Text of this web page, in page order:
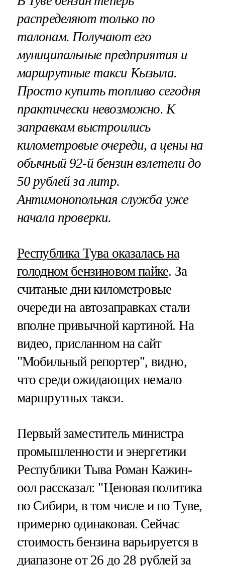
распределяют только по
талонам. Получают его
муниципальные предприятия и
маршрутные такси Кызыла.
Просто купить топливо сегодня
практически невозможно. К
заправкам выстроились
километровые очереди, а цены на
обычный 92-й бензин взлетели до
50 рублей за литр.
Антимонопольная служба уже
начала проверки.
Республика Тува оказалась на
голодном бензиновом пайке. За
считаные дни километровые
очереди на автозаправках стали
вполне привычной картиной. На
видео, присланном на сайт
"Мобильный репортер", видно,
что среди ожидающих немало
маршрутных такси.
Первый заместитель министра
промышленности и энергетики
Республики Тыва Роман Кажин-
оол рассказал: "Ценовая политика
по Сибири, в том числе и по Туве,
примерно одинаковая. Сейчас
стоимость бензина варьируется в
диапазоне от 26 до 28 рублей за